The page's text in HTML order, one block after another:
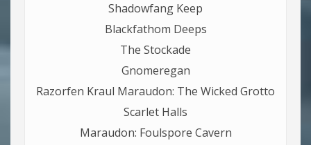
Shadowfang Keep
Blackfathom Deeps
The Stockade
Gnomeregan
Razorfen Kraul Maraudon: The Wicked Grotto
Scarlet Halls
Maraudon: Foulspore Cavern